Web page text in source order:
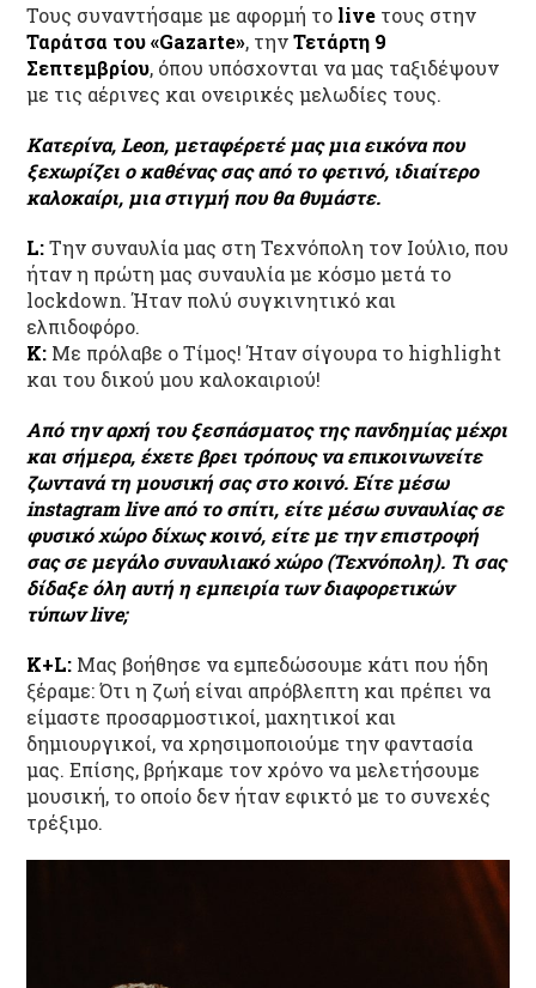
Τους συναντήσαμε με αφορμή το live τους στην
Ταράτσα του «Gazarte», τηνΤετάρτη 9
Σεπτεμβρίου, όπου υπόσχονται να μας ταξιδέψουν
με τις αέρινες και ονειρικές μελωδίες τους.
Κατερίνα, Leon, μεταφέρετέ μας μια εικόνα που
ξεχωρίζει ο καθένας σας από το φετινό, ιδιαίτερο
καλοκαίρι, μια στιγμή που θα θυμάστε.
L:Την συναυλία μας στη Τεχνόπολη τον Ιούλιο, που
ήταν η πρώτη μας συναυλία με κόσμο μετά το
lockdown. Ήταν πολύ συγκινητικό και
ελπιδοφόρο.
Κ: Με πρόλαβε ο Τίμος! Ήταν σίγουρα το highlight
και του δικού μου καλοκαιριού!
Από την αρχή του ξεσπάσματος της πανδημίας μέχρι
και σήμερα, έχετε βρει τρόπους να επικοινωνείτε
ζωντανά τη μουσική σας στο κοινό. Είτε μέσω
instagram live από το σπίτι, είτε μέσω συναυλίας σε
φυσικό χώρο δίχως κοινό, είτε με την επιστροφή
σας σε μεγάλο συναυλιακό χώρο (Τεχνόπολη). Τι σας
δίδαξε όλη αυτή η εμπειρία των διαφορετικών
τύπων live;
K+L: Μας βοήθησε να εμπεδώσουμε κάτι που ήδη
ξέραμε: Ότι η ζωή είναι απρόβλεπτη και πρέπει να
είμαστε προσαρμοστικοί, μαχητικοί και
δημιουργικοί, να χρησιμοποιούμε την φαντασία
μας. Επίσης, βρήκαμε τον χρόνο να μελετήσουμε
μουσική, το οποίο δεν ήταν εφικτό με το συνεχές
τρέξιμο.